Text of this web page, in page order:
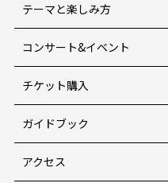
テーマと楽しみ方
コンサート&イベント
チケット購入
ガイドブック
アクセス